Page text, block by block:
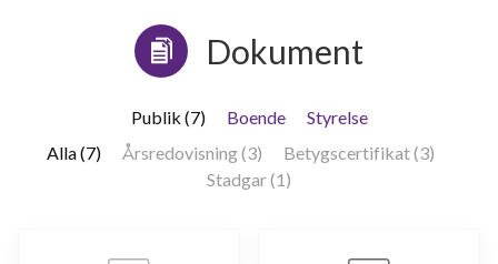
Dokument
Publik (7) Boende
Styrelse
Alla (7)
Årsredovisning (3)
Betygscertifikat (3)
Stadgar (1)